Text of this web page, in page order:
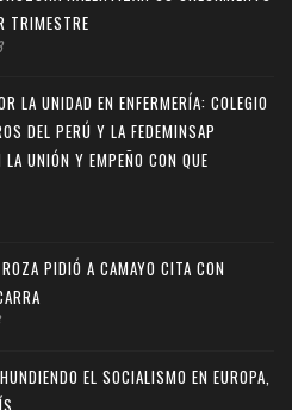
TRIMESTRE
LA UNIDAD EN ENFERMERÍA: COLEGIO
DEL PERÚ Y LA FEDEMINSAP
LA UNIÓN Y EMPEÑO CON QUE
PIDIÓ A CAMAYO CITA CON
EL SOCIALISMO EN EUROPA,